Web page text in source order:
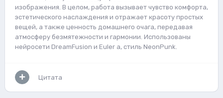
изображения. В целом, работа вызывает чувство комфорта,
эстетического наслаждения и отражает красоту простых
вещей, а также ценность домашнего очага, передавая
атмосферу безмятежности и гармонии. Использованы
нейросети DreamFusion и Euler a, стиль NeonPunk.
Цитата